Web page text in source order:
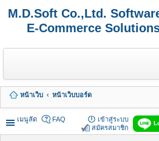
M.D.Soft Co.,Ltd.
E-Commerce
หน้าเว็บ
หน้าเว็บบอร์ด
เมนูลัด
FAQ
เข้าสู่ระบบ
สมัครสมาชิก